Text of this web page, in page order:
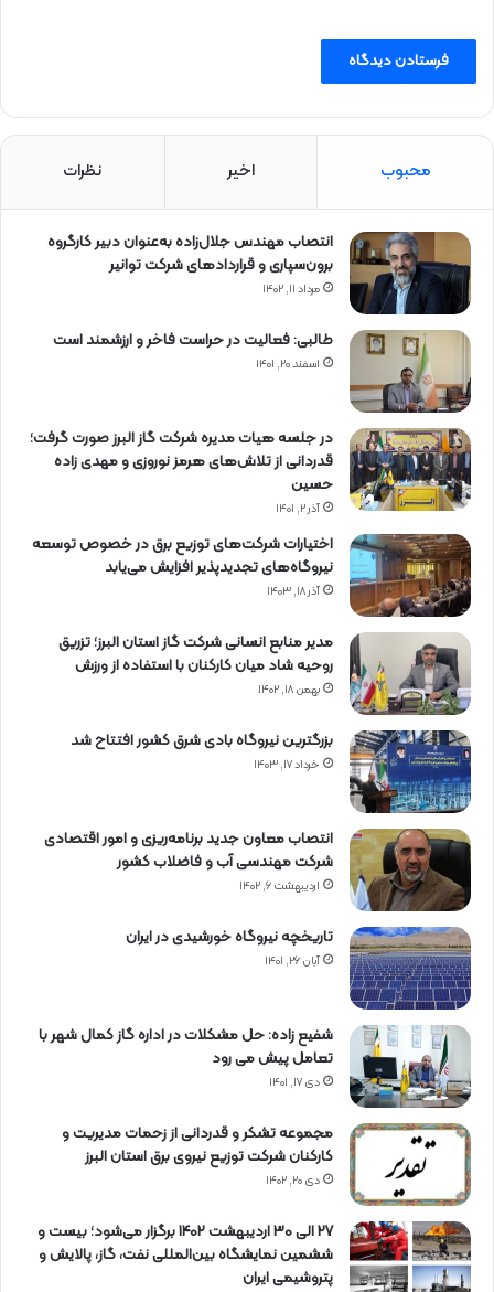
محبوب اخیر نظرات
انتصاب مهندس جلال‌زاده به‌عنوان دبیر كارگروه
برون‌سپاری و قراردادهای شركت توانیر
مرداد ۱۱, ۱۴۰۲
طالبی: فعالیت در حراست فاخر و ارزشمند است
اسفند ۲۰, ۱۴۰۱
در جلسه هیات مدیره شرکت گاز البرز صورت گرفت؛
قدردانی از تلاش‌های هرمز نوروزی و مهدی زاده
حسین
آذر ۲, ۱۴۰۱
اختیارات شرکت‌های توزیع برق در خصوص توسعه
نیروگاه‌های تجدیدپذیر افزایش می‌یابد
آذر ۱۸, ۱۴۰۳
مدیر منابع انسانی شرکت گاز استان البرز؛ تزریق
روحیه شاد میان کارکنان با استفاده از ورزش
بهمن ۱۸, ۱۴۰۲
بزرگترین نیروگاه بادی شرق کشور افتتاح شد
خرداد ۱۷, ۱۴۰۳
انتصاب معاون جدید برنامه‌ریزی و امور اقتصادی
شرکت مهندسی آب و فاضلاب کشور
اردیبهشت ۶, ۱۴۰۲
تاریخچه نیروگاه خورشیدی در ایران
آبان ۲۶, ۱۴۰۱
شفیع زاده: حل مشکلات در اداره گاز کمال شهر با
تعامل پیش می رود
دی ۱۷, ۱۴۰۱
مجموعه تشکر و قدردانی از زحمات مدیریت و
کارکنان شرکت توزیع نیروی برق استان البرز
دی ۲۰, ۱۴۰۲
27 الی 30 اردیبهشت 1402 برگزار می‌شود؛ بیست و
ششمین نمایشگاه بین‌المللی نفت، گاز، پالایش و
پتروشیمی ایران